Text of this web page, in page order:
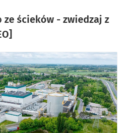
ze ścieków - zwiedzaj z